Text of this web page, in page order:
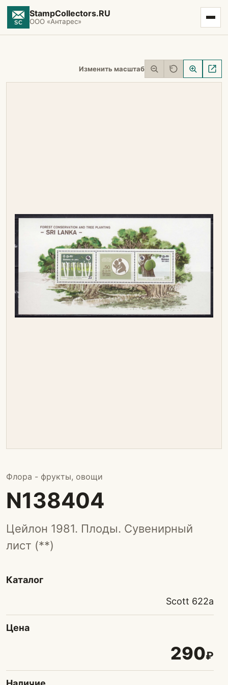
StampCollectors.RU
ООО «Антарес»
Изменить масштаб
Флора - фрукты, овощи
N138404
Цейлон 1981. Плоды. Сувенирный
лист (**)
Каталог
Scott 622а
Цена
290₽